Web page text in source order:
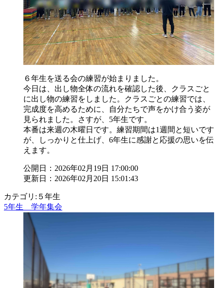
６年生を送る会の練習が始まりました。
今日は、出し物全体の流れを確認した後、クラスごと
に出し物の練習をしました。クラスごとの練習では、
完成度を高めるために、自分たちで声をかけ合う姿が
見られました。さすが、5年生です。
本番は来週の木曜日です。練習期間は1週間と短いです
が、しっかりと仕上げ、6年生に感謝と応援の思いを伝
えます。
公開日：2026年02月19日 17:00:00
更新日：2026年02月20日 15:01:43
カテゴリ:５年生
5年生 学年集会